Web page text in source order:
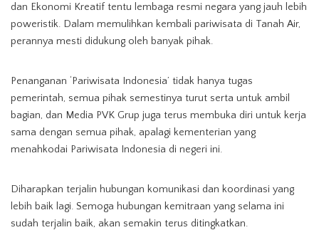
dan Ekonomi Kreatif tentu lembaga resmi negara yang jauh lebih
poweristik. Dalam memulihkan kembali pariwisata di Tanah Air,
perannya mesti didukung oleh banyak pihak.
Penanganan ‘Pariwisata Indonesia’ tidak hanya tugas
pemerintah, semua pihak semestinya turut serta untuk ambil
bagian, dan Media PVK Grup juga terus membuka diri untuk kerja
sama dengan semua pihak, apalagi kementerian yang
menahkodai Pariwisata Indonesia di negeri ini.
Diharapkan terjalin hubungan komunikasi dan koordinasi yang
lebih baik lagi. Semoga hubungan kemitraan yang selama ini
sudah terjalin baik, akan semakin terus ditingkatkan.